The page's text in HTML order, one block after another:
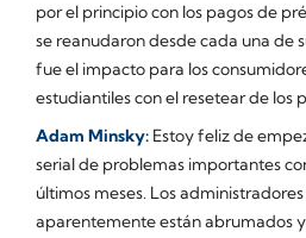
por el principio con los pagos de
se reanudaron desde cada una de
fue el impacto para los
estudiantiles con el resetear de los
Adam Minsky: Estoy feliz de
serial de problemas importantes
últimos meses. Los
aparentemente están abrumados